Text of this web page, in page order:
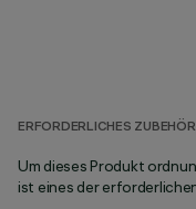
ERFORDERLICHES ZUBEHÖR
Um dieses Produkt
ist eines der